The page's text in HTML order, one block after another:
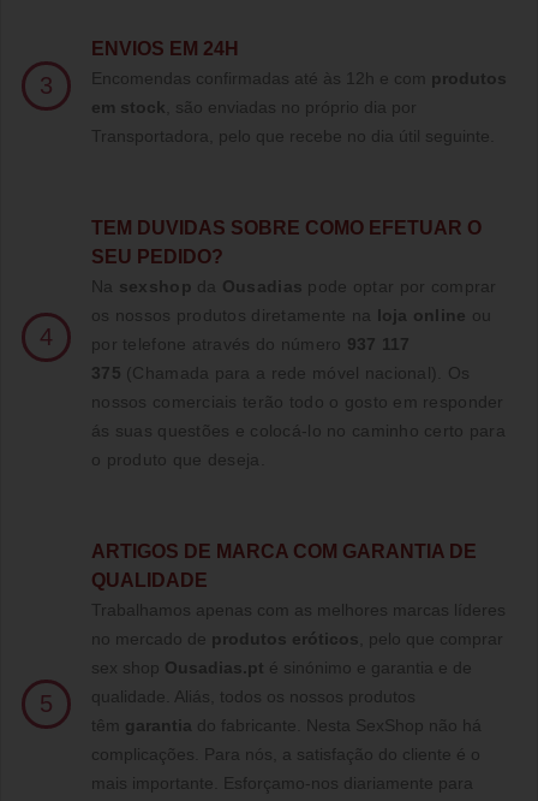
3
ENVIOS EM 24H
Encomendas confirmadas até às 12h e com produtos
em stock , são enviadas no próprio dia por
Transportadora, pelo que recebe no dia útil seguinte.
4
TE M DUVIDAS SOBRE COMO EFETUAR O
SEU PEDIDO?
Na sexshop da Ousadias pode optar por comprar
os nossos produtos diretamente na loja online ou
por telefone através do número 937 117
375 (Chamada para a rede móvel nacional)
. Os
nossos comerciais terão todo o gosto em responder
ás suas questões e colocá-lo no caminho certo para
o produto que deseja.
5
ARTIGOS DE MARCA COM GARANTIA DE
QUALIDADE
Trabalhamos apenas com as melhores marcas líderes
no mercado de produtos eróticos , pelo que comprar
sex shop Ousadias.pt é sinónimo e garantia e de
qualidade. Aliás, todos os nossos produtos
têm garantia do fabricante. Nesta SexShop não há
complicações. Para nós, a satisfação do cliente é o
mais importante. Esforçamo-nos diariamente para